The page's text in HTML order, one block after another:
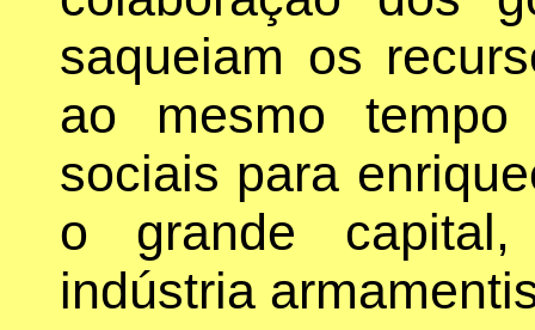
saqueiam os
ao mesmo
sociais para
o grande
indústria